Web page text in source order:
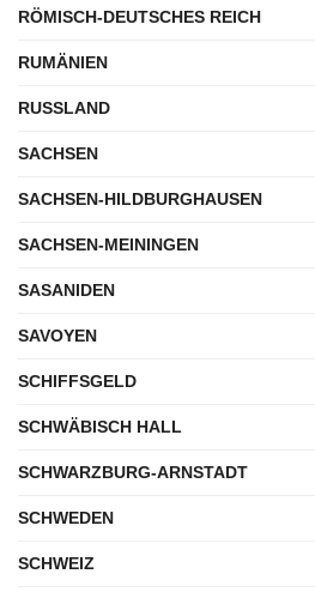
RÖMISCH-DEUTSCHES REICH
RUMÄNIEN
RUSSLAND
SACHSEN
SACHSEN-HILDBURGHAUSEN
SACHSEN-MEININGEN
SASANIDEN
SAVOYEN
SCHIFFSGELD
SCHWÄBISCH HALL
SCHWARZBURG-ARNSTADT
SCHWEDEN
SCHWEIZ